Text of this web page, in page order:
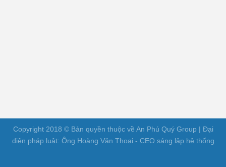
Copyright 2018 © Bản quyền thuộc về An Phú Quý Group | Đại
diện pháp luật: Ông Hoàng Văn Thoại - CEO sáng lập hệ thống